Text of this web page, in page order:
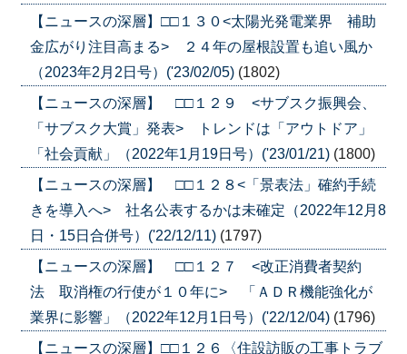
【ニュースの深層】□□１３０<太陽光発電業界 補助
金広がり注目高まる> ２４年の屋根設置も追い風か
（2023年2月2日号）('23/02/05) (1802)
【ニュースの深層】 □□１２９ <サブスク振興会、
「サブスク大賞」発表> トレンドは「アウトドア」
「社会貢献」（2022年1月19日号）('23/01/21) (1800)
【ニュースの深層】 □□１２８<「景表法」確約手続
きを導入へ> 社名公表するかは未確定（2022年12月8
日・15日合併号）('22/12/11) (1797)
【ニュースの深層】 □□１２７ <改正消費者契約
法 取消権の行使が１０年に> 「ＡＤＲ機能強化が
業界に影響」（2022年12月1日号）('22/12/04) (1796)
【ニュースの深層】□□１２６〈住設訪販の工事トラブ